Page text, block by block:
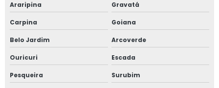
Treinamento nr 10 para empresa
Treinamento nr 12
Treinamento nr 12 para empresa
Treinamento nr 12 preço
Araripina Gravatá
Carpina Goiana
Belo Jardim Arcoverde
Ouricuri Escada
Pesqueira Surubim